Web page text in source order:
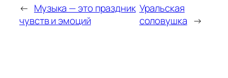
← Музыка — это праздник
чувств и эмоций
Уральская
соловушка →